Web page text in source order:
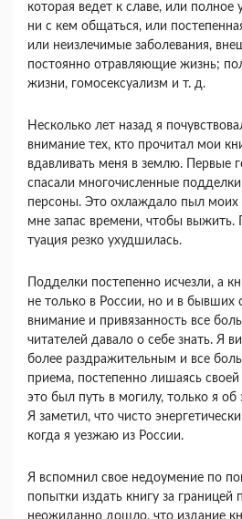
которая ведет к славе, или
ни с кем общаться, или
или неизле­чимые заболевания,
посто­янно отравляющие жизнь;
жизни, гомосексуализм и т. д.
Несколько лет назад я
внимание тех, кто прочитал мои
вдавливать меня в землю. Пер­вые
спасали многочисленные
персоны. Это охлаж­дало пыл моих
мне запас времени, чтобы
туация резко ухудшилась.
Подделки постепенно исчезли, а
не только в России, но и в бывших
внимание и привязан­ность все
читателей давало о себе знать. Я
более раздра­жительным и все
приема, постепенно лишаясь
это был путь в могилу, только я
Я заметил, что чисто
когда я уезжаю из России.
Я вспомнил свое недоумение по
попытки издать книгу за границей
неожиданно дошло, что из­дание